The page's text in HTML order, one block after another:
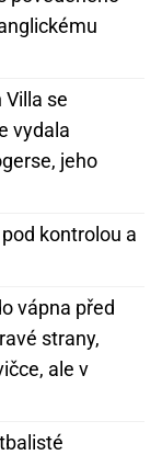
Villa se
vydala
jeho
kontrolou a
vápna před
strany,
ale v